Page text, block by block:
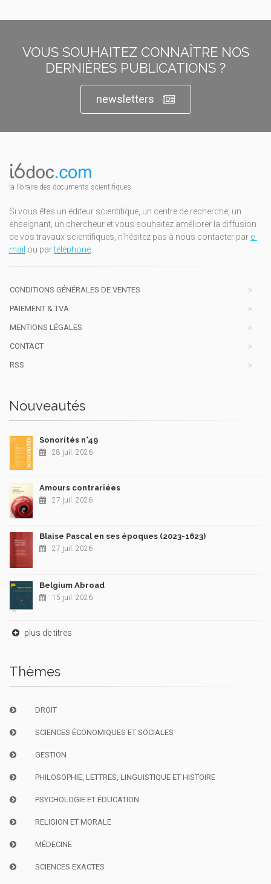
VOUS SOUHAITEZ CONNAÎTRE NOS
DERNIÈRES PUBLICATIONS ?
newsletters
la libraire des documents scientifiques
Si vous êtes un éditeur scientifique, un centre de recherche, un
enseignant, un chercheur et vous souhaitez améliorer la diffusion
de vos travaux scientifiques, n'hésitez pas à nous contacter par e-
mail ou partéléphone.
CONDITIONS GÉNÉRALES DE VENTES
PAIEMENT & TVA
MENTIONS LÉGALES
CONTACT
RSS
Nouveautés
Sonorités n°49
28 juil. 2026
Amours contrariées
27 juil. 2026
Blaise Pascal en ses époques (2023-1623)
27 juil. 2026
Belgium Abroad
15 juil. 2026
plus de titres
Thèmes
DROIT
SCIENCES ÉCONOMIQUES ET SOCIALES
GESTION
PHILOSOPHIE, LETTRES, LINGUISTIQUE ET HISTOIRE
PSYCHOLOGIE ET ÉDUCATION
RELIGION ET MORALE
MÉDECINE
SCIENCES EXACTES